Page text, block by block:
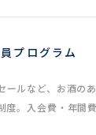
プログラム
ールなど、お酒の
度。入会費・年間費